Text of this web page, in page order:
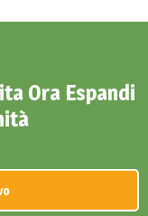
Ora Espandi